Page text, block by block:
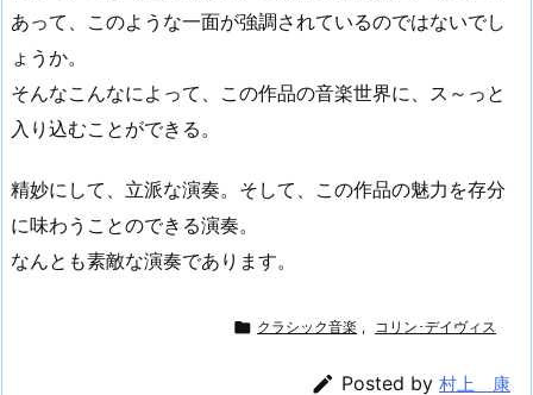
あって、このような一面が強調されているのではないでし
ょうか。
そんなこんなによって、この作品の音楽世界に、ス～っと
入り込むことができる。
精妙にして、立派な演奏。そして、この作品の魅力を存分
に味わうことのできる演奏。
なんとも素敵な演奏であります。
 クラシック音楽 , コリン･デイヴィス
 Posted by 村上 康